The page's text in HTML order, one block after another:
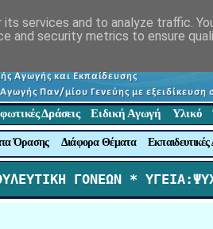
Δράσεις Ειδική Αγωγή Υλικό
Όρασης Διάφορα Θέματα Εκπαιδευτικές
ΓΟΝΕΩΝ *
services and to analyze traffic.
and security metrics to ensure